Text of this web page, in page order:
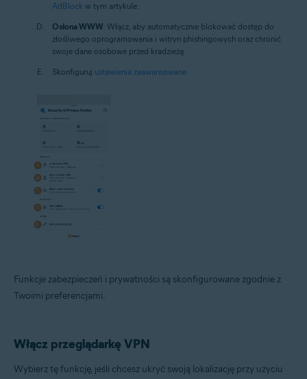
AdBlock w tym artykule.
Osłona WWW: Włącz, aby automatycznie blokować dostęp do
złośliwego oprogramowania i witryn phishingowych oraz chronić
swoje dane osobowe przed kradzieżą.
Skonfiguruj ustawienia zaawansowane.
Funkcje zabezpieczeń i prywatności są skonfigurowane zgodnie z
Twoimi preferencjami.
Włącz przeglądarkę VPN
Wybierz tę funkcję, jeśli chcesz ukryć swoją lokalizację przy użyciu